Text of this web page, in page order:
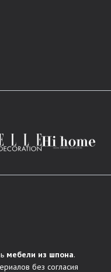
мебели из шпона.
без согласия